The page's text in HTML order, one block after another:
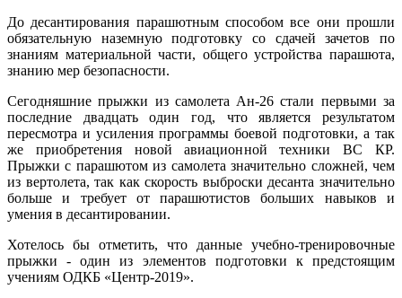
До десантирования парашютным способом все они прошли
обязательную наземную подготовку со сдачей зачетов по
знаниям материальной части, общего устройства парашюта,
знанию мер безопасности.
Сегодняшние прыжки из самолета Ан-26 стали первыми за
последние двадцать один год, что является результатом
пересмотра и усиления программы боевой подготовки, а так
же приобретения новой авиационной техники ВС КР.
Прыжки с парашютом из самолета значительно сложней, чем
из вертолета, так как скорость выброски десанта значительно
больше и требует от парашютистов больших навыков и
умения в десантировании.
Хотелось бы отметить, что данные учебно-тренировочные
прыжки - один из элементов подготовки к предстоящим
учениям ОДКБ «Центр-2019».